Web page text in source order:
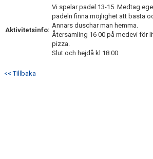
Aktivitetsinfo:
Vi spelar padel 13-15. Medtag
padeln finna möjlighet att basta
Annars duschar man hemma.
Återsamling 16 00 på medevi för
pizza.
Slut och hejdå kl 18.00
<< Tillbaka